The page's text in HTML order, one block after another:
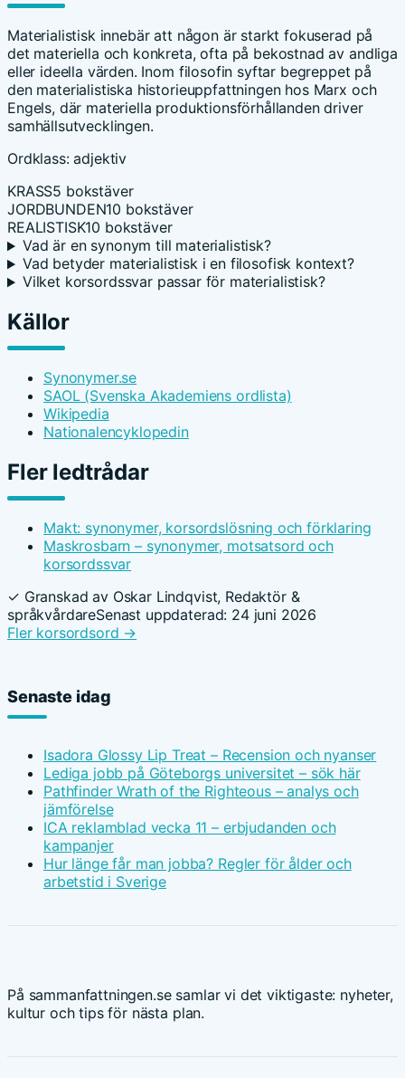
Materialistisk innebär att någon är starkt fokuserad på
det materiella och konkreta, ofta på bekostnad av andliga
eller ideella värden. Inom filosofin syftar begreppet på
den materialistiska historieuppfattningen hos Marx och
Engels, där materiella produktionsförhållanden driver
samhällsutvecklingen.
Ordklass: adjektiv
KRASS5 bokstäver
JORDBUNDEN10 bokstäver
REALISTISK10 bokstäver
Vad är en synonym till materialistisk?
Vad betyder materialistisk i en filosofisk kontext?
Vilket korsordssvar passar för materialistisk?
Källor
Synonymer.se
SAOL (Svenska Akademiens ordlista)
Wikipedia
Nationalencyklopedin
Fler ledtrådar
Makt: synonymer, korsordslösning och förklaring
Maskrosbarn – synonymer, motsatsord och
korsordssvar
✓ Granskad av Oskar Lindqvist, Redaktör &
språkvårdareSenast uppdaterad: 24 juni 2026
Fler korsordsord →
Senaste idag
Isadora Glossy Lip Treat – Recension och nyanser
Lediga jobb på Göteborgs universitet – sök här
Pathfinder Wrath of the Righteous – analys och
jämförelse
ICA reklamblad vecka 11 – erbjudanden och
kampanjer
Hur länge får man jobba? Regler för ålder och
arbetstid i Sverige
På sammanfattningen.se samlar vi det viktigaste: nyheter,
kultur och tips för nästa plan.